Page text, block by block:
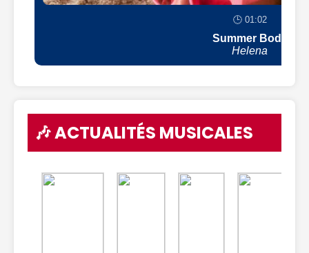
🕒 01:02
Summer Body
Helena
🎶 ACTUALITÉS MUSICALES